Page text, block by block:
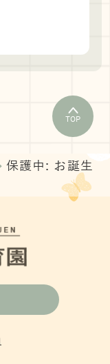
TOP
保護中: お誕生